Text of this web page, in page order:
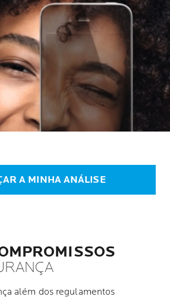
A MINHA ANÁLISE
além dos regulamentos